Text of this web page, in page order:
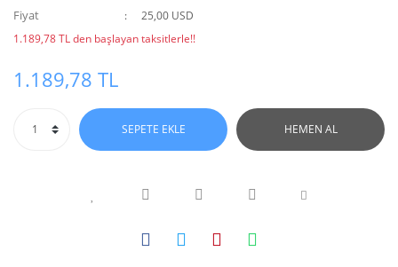
Fiyat
25,00 USD
1.189,78 TL den başlayan taksitlerle!!
1.189,78 TL
SEPETE EKLE HEMEN AL